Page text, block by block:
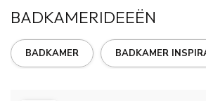
BADKAMERIDEEËN
BADKAMER BADKAMER